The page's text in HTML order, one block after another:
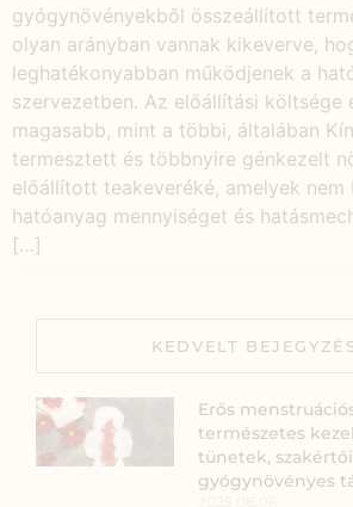
gyógynövényekből összeállított
olyan arányban vannak kikeverve,
leghatékonyabban működjenek a
szervezetben. Az előállítási költsége
magasabb, mint a többi, általában
termesztett és többnyire génkezelt
előállított teakeveréké, amelyek
hatóanyag mennyiséget és
[…]
KEDVELT
Erős
természetes
tünetek,
gyógynövényes